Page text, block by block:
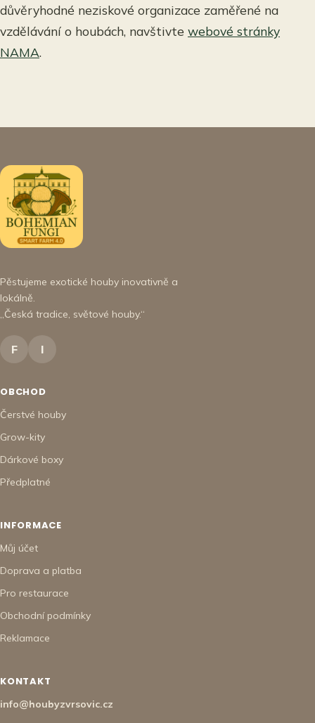
důvěryhodné neziskové organizace zaměřené na
vzdělávání o houbách, navštivte webové stránky
NAMA.
Pěstujeme exotické houby inovativně a
lokálně.
„Česká tradice, světové houby.“
F I
OBCHOD
Čerstvé houby
Grow-kity
Dárkové boxy
Předplatné
INFORMACE
Můj účet
Doprava a platba
Pro restaurace
Obchodní podmínky
Reklamace
KONTAKT
info@houbyzvrsovic.cz